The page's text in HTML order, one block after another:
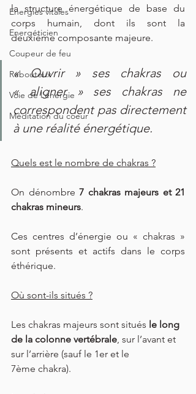
Energies vitales
Energéticien
Coupeur de feu
Rebouteux
Voie de l'énergie
Méditation du coeur
la structure énergétique de base du
corps humain, dont ils sont la
deuxième composante majeure.
« Ouvrir » ses chakras ou
« aligner » ses chakras ne
correspondent pas directement
à une réalité énergétique.
Quels est le nombre de chakras ?
On dénombre 7 chakras majeurs et 21
chakras mineurs.
Ces centres d’énergie ou « chakras »
sont présents et actifs dans le corps
éthérique.
Où sont-ils situés ?
Les chakras majeurs sont situés le long
de la colonne vertébrale , sur l’avant et
sur l’arrière (sauf le 1er et le
7ème chakra).